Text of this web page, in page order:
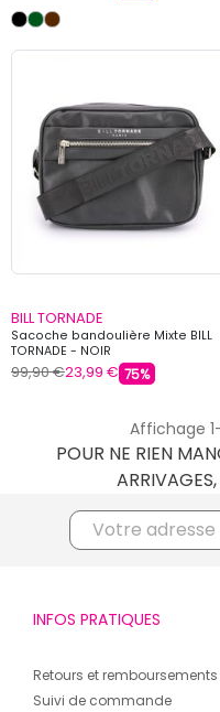
BILL TORNADE
Sacoche bandoulière Mixte BILL
TORNADE - NOIR
99,90 €23,99 € 75%
Affichage
POUR NE RIEN
INFOS PRATIQUES
Retours et remboursements
Suivi de commande